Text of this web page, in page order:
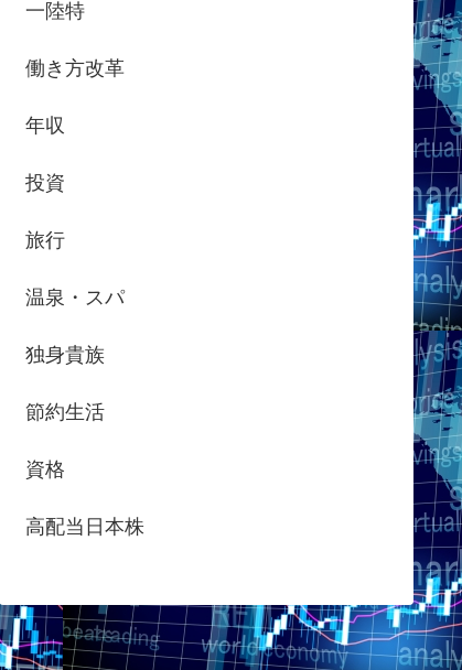
一陸特
働き方改革
年収
投資
旅行
温泉・スパ
独身貴族
節約生活
資格
高配当日本株